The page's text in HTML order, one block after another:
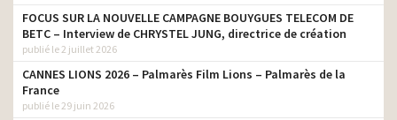
FOCUS SUR LA NOUVELLE CAMPAGNE BOUYGUES TELECOM DE
BETC – Interview de CHRYSTEL JUNG, directrice de création
publié le 2 juillet 2026
CANNES LIONS 2026 – Palmarès Film Lions – Palmarès de la
France
publié le 29 juin 2026